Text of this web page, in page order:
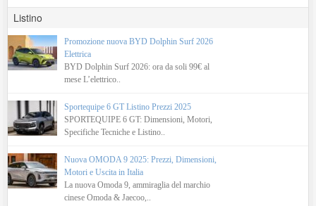
Listino
Promozione nuova BYD Dolphin Surf 2026
Elettrica
BYD Dolphin Surf 2026: ora da soli 99€ al
mese L’elettrico..
Sportequipe 6 GT Listino Prezzi 2025
SPORTEQUIPE 6 GT: Dimensioni, Motori,
Specifiche Tecniche e Listino..
Nuova OMODA 9 2025: Prezzi, Dimensioni,
Motori e Uscita in Italia
La nuova Omoda 9, ammiraglia del marchio
cinese Omoda & Jaecoo,..